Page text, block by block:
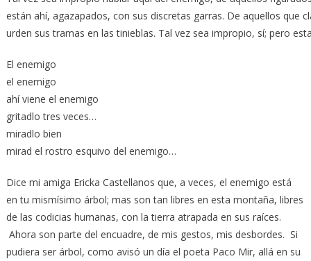
están ahí, agazapados, con sus discretas garras. De aquellos que
urden sus tramas en las tinieblas. Tal vez sea impropio, sí; pero
El enemigo
el enemigo
ahí viene el enemigo
gritadlo tres veces…
miradlo bien
mirad el rostro esquivo del enemigo…
Dice mi amiga Ericka Castellanos que, a veces, el enemigo está
en tu mismísimo árbol; mas son tan libres en esta montaña, libres
de las codicias humanas, con la tierra atrapada en sus raíces.
Ahora son parte del encuadre, de mis gestos, mis desbordes. Si
pudiera ser árbol, como avisó un día el poeta Paco Mir, allá en su